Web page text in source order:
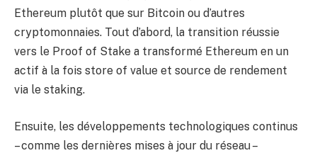
Ethereum plutôt que sur Bitcoin ou d’autres
cryptomonnaies. Tout d’abord, la transition réussie
vers le Proof of Stake a transformé Ethereum en un
actif à la fois store of value et source de rendement
via le staking.
Ensuite, les développements technologiques continus
– comme les dernières mises à jour du réseau –